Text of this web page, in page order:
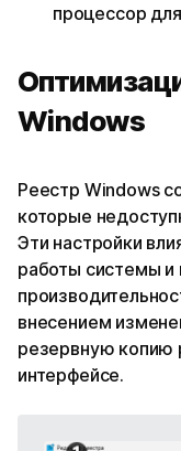
процессор
Windows
Реестр Windows
которые
Эти настройки
работы системы и
внесением
резервную копию
интерфейсе.